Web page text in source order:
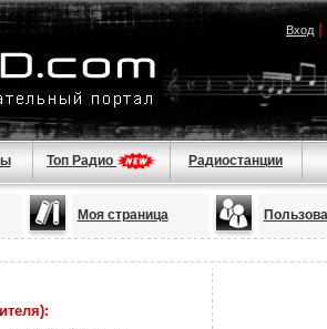
Вход|
Топ Радио Радиостанции
Моя страница